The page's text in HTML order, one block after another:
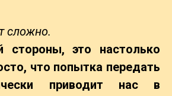
сложно.
это настолько
что попытка передать
приводит нас в